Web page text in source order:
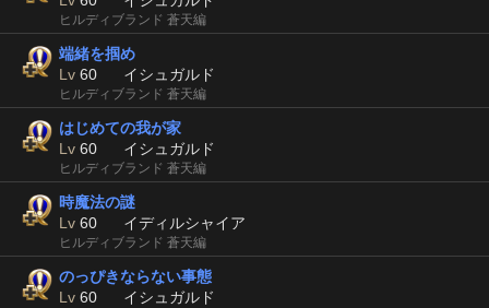
ヒルディブランド 蒼天編
端緒を掴め
Lv 60 イシュガルド
ヒルディブランド 蒼天編
はじめての我が家
Lv 60 イシュガルド
ヒルディブランド 蒼天編
時魔法の謎
Lv 60 イディルシャイア
ヒルディブランド 蒼天編
のっぴきならない事態
Lv 60 イシュガルド